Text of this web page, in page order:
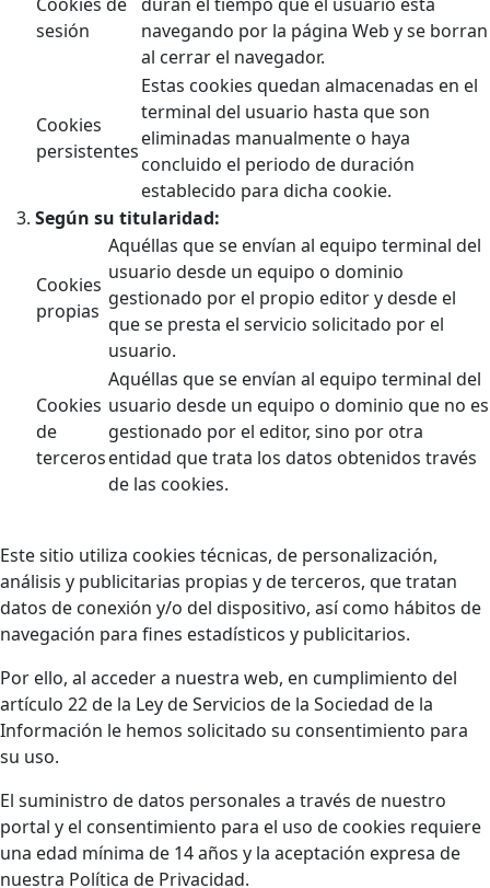
sesión
navegando por la página Web y se borran
al cerrar el navegador.
Cookies
persistentes
Estas cookies quedan almacenadas en el
terminal del usuario hasta que son
eliminadas manualmente o haya
concluido el periodo de duración
establecido para dicha cookie.
Según su titularidad:
Cookies
propias
Aquéllas que se envían al equipo terminal del
usuario desde un equipo o dominio
gestionado por el propio editor y desde el
que se presta el servicio solicitado por el
usuario.
Cookies
de
terceros
Aquéllas que se envían al equipo terminal del
usuario desde un equipo o dominio que no es
gestionado por el editor, sino por otra
entidad que trata los datos obtenidos través
de las cookies.
Este sitio utiliza cookies técnicas, de personalización,
análisis y publicitarias propias y de terceros, que tratan
datos de conexión y/o del dispositivo, así como hábitos de
navegación para fines estadísticos y publicitarios.
Por ello, al acceder a nuestra web, en cumplimiento del
artículo 22 de la Ley de Servicios de la Sociedad de la
Información le hemos solicitado su consentimiento para
su uso.
El suministro de datos personales a través de nuestro
portal y el consentimiento para el uso de cookies requiere
una edad mínima de 14 años y la aceptación expresa de
nuestra Política de Privacidad.